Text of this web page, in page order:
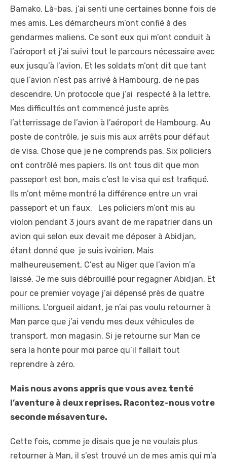
Bamako. Là-bas, j’ai senti une certaines bonne fois de
mes amis. Les démarcheurs m’ont confié à des
gendarmes maliens. Ce sont eux qui m’ont conduit à
l’aéroport et j’ai suivi tout le parcours nécessaire avec
eux jusqu’à l’avion. Et les soldats m’ont dit que tant
que l’avion n’est pas arrivé à Hambourg, de ne pas
descendre. Un protocole que j’ai respecté à la lettre.
Mes difficultés ont commencé juste après
l’atterrissage de l’avion à l’aéroport de Hambourg. Au
poste de contrôle, je suis mis aux arrêts pour défaut
de visa. Chose que je ne comprends pas. Six policiers
ont contrôlé mes papiers. Ils ont tous dit que mon
passeport est bon, mais c’est le visa qui est trafiqué.
Ils m’ont même montré la différence entre un vrai
passeport et un faux. Les policiers m’ont mis au
violon pendant 3 jours avant de me rapatrier dans un
avion qui selon eux devait me déposer à Abidjan,
étant donné que je suis ivoirien. Mais
malheureusement, C’est au Niger que l’avion m’a
laissé. Je me suis débrouillé pour regagner Abidjan. Et
pour ce premier voyage j’ai dépensé près de quatre
millions. L’orgueil aidant, je n’ai pas voulu retourner à
Man parce que j’ai vendu mes deux véhicules de
transport, mon magasin. Si je retourne sur Man ce
sera la honte pour moi parce qu’il fallait tout
reprendre à zéro.
Mais nous avons appris que vous avez tenté
l’aventure à deux reprises. Racontez-nous votre
seconde mésaventure.
Cette fois, comme je disais que je ne voulais plus
retourner à Man, il s’est trouvé un de mes amis qui m’a